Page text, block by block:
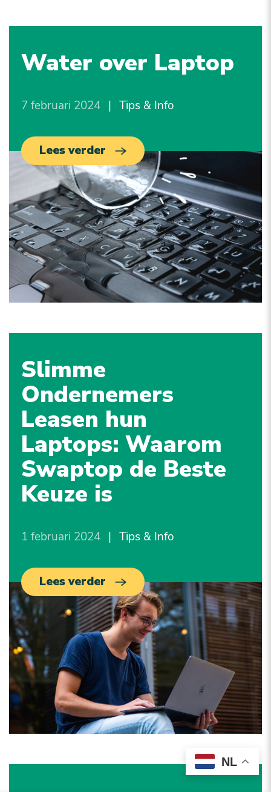
Water over Laptop
7 februari 2024 | Tips & Info
Lees verder
Slimme
Ondernemers
Leasen hun
Laptops: Waarom
Swaptop de Beste
Keuze is
1 februari 2024 | Tips & Info
Lees verder
NL